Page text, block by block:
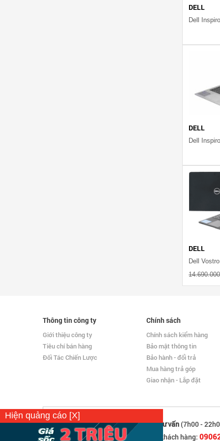
DELL
DELL
DELL
Thông tin công ty
Giới thiệu công ty
Tiêu chí bán hàng
Đối Tác Chiến Lược
Chính sách
Chính sách kiểm hàng
Bảo mật thông tin
Bảo hành - đổi trả
Mua hàng trả góp
Giao nhận - Lắp đặt
Hỗ trợ tư vấn (7h00 -
Hỗ trợ khách hàng:
Hiện quảng cáo [X]